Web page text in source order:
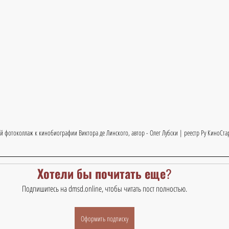
фотоколлаж к кинобиографии Виктора де Линского, автор - Олег Лубски | реестр Ру
Хотели бы почитать еще?
Подпишитесь на dmsd.online, чтобы читать пост полностью.
Оформить подписку